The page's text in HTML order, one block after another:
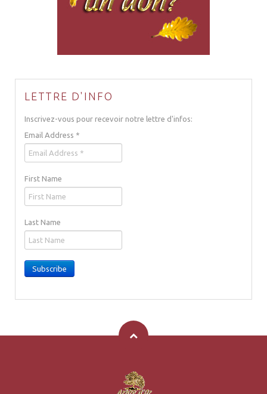
LETTRE D'INFO
Inscrivez-vous pour recevoir notre lettre d'infos:
Email Address *
First Name
Last Name
Subscribe